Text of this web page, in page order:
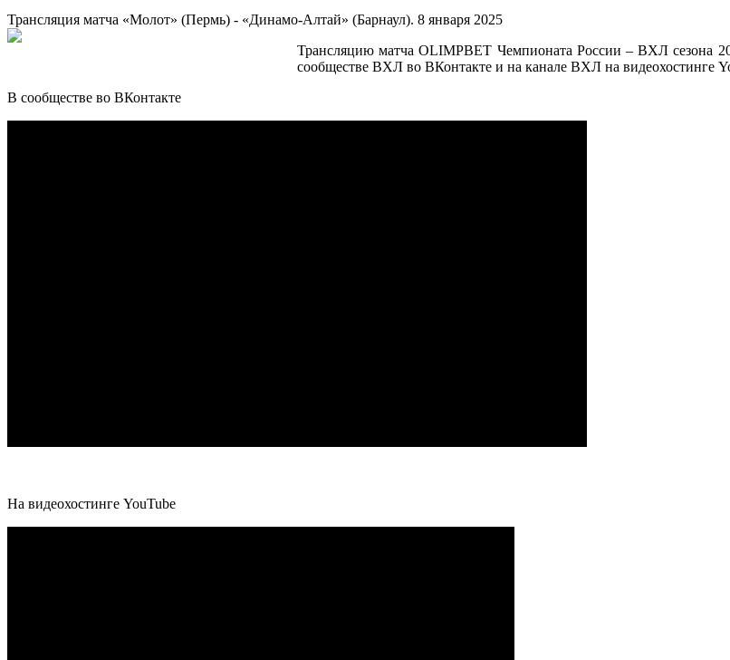
Трансляция матча «Молот» (Пермь) - «Динамо-Алтай» (Барнаул). 8 января 2025
Трансляцию матча OLIMPBET Чемпионата России – ВХЛ сезона
сообществе ВХЛ во ВКонтакте и на канале ВХЛ на видеохостинге
В сообществе во ВКонтакте
На видеохостинге YouTube